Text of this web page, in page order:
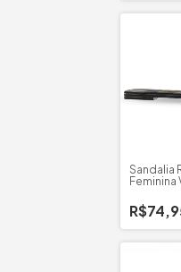
Sandalia
Feminina